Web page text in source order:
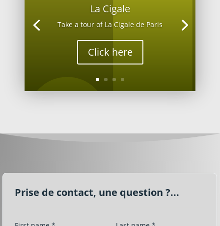
La Cigale
Take a tour of La Cigale de Paris
Click here